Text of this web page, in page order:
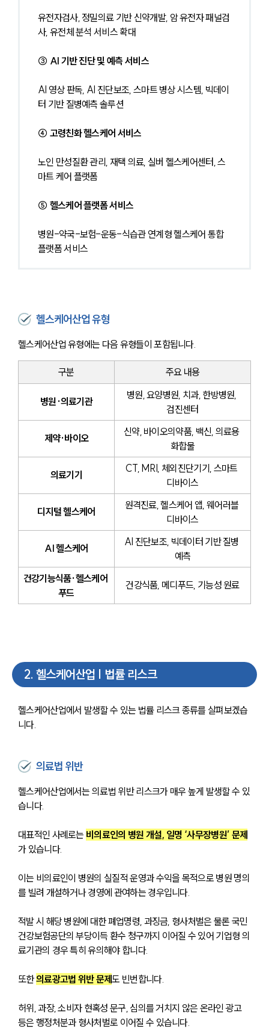
유전자검사, 정밀의료 기반 신약개발, 암 유전자 패널검
사, 유전체 분석 서비스 확대
③ AI 기반 진단 및 예측 서비스
AI 영상 판독, AI 진단보조, 스마트 병상 시스템, 빅데이
터 기반 질병예측 솔루션
④ 고령친화 헬스케어 서비스
노인 만성질환 관리, 재택 의료, 실버 헬스케어센터, 스
마트 케어 플랫폼
⑤ 헬스케어 플랫폼 서비스
병원-약국-보험-운동-식습관 연계형 헬스케어 통합
플랫폼 서비스
헬스케어산업 유형
헬스케어산업 유형에는 다음 유형들이 포함됩니다.
구분 주요 내용
병원·의료기관
병원, 요양병원, 치과, 한방병원,
검진센터
제약·바이오
신약, 바이오의약품, 백신, 의료용
화합물
의료기기
CT, MRI, 체외진단기기, 스마트
디바이스
디지털 헬스케어
원격진료, 헬스케어 앱, 웨어러블
디바이스
AI 헬스케어
AI 진단보조, 빅데이터 기반 질병
예측
건강기능식품·헬스케어
푸드
건강식품, 메디푸드, 기능성 원료
2. 헬스케어산업 | 법률 리스크
헬스케어산업에서 발생할 수 있는 법률 리스크 종류를 살펴보겠습
니다.
의료법 위반
헬스케어산업에서는 의료법 위반 리스크가 매우 높게 발생할 수 있
습니다.
대표적인 사례로는 비의료인의 병원 개설, 일명 ‘사무장병원’ 문제
가 있습니다.
이는 비의료인이 병원의 실질적 운영과 수익을 목적으로 병원 명의
를 빌려 개설하거나 경영에 관여하는 경우입니다.
적발 시 해당 병원에 대한 폐업명령, 과징금, 형사처벌은 물론 국민
건강보험공단의 부당이득 환수 청구까지 이어질 수 있어 기업형 의
료기관의 경우 특히 유의해야 합니다.
또한 의료광고법 위반 문제도 빈번합니다.
허위, 과장, 소비자 현혹성 문구, 심의를 거치지 않은 온라인 광고
등은 행정처분과 형사처벌로 이어질 수 있습니다.